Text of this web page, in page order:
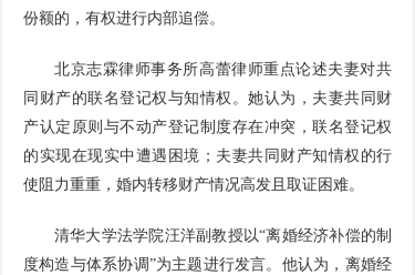
份额的，有权进行内部追偿。
北京志霖律师事务所高蕾律师重点论述夫妻对共
同财产的联名登记权与知情权。她认为，夫妻共同财
产认定原则与不动产登记制度存在冲突，联名登记权
的实现在现实中遭遇困境；夫妻共同财产知情权的行
使阻力重重，婚内转移财产情况高发且取证困难。
清华大学法学院汪洋副教授以“离婚经济补偿的制
度构造与体系协调”为主题进行发言。他认为，离婚经